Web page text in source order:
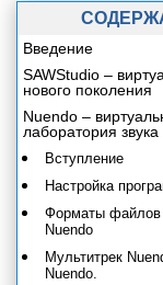
Введение
SAWStudio –
нового поколения
Nuendo –
лаборатория звука
Вступление
Настройка
Форматы файлов
Nuendo
Мультитрек
Nuendo.